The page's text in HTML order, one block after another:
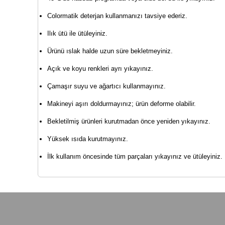
Colormatik deterjan kullanmanızı tavsiye ederiz.
Ilık ütü ile ütüleyiniz.
Ürünü ıslak halde uzun süre bekletmeyiniz.
Açık ve koyu renkleri ayrı yıkayınız.
Çamaşır suyu ve ağartıcı kullanmayınız.
Makineyi aşırı doldurmayınız; ürün deforme olabilir.
Bekletilmiş ürünleri kurutmadan önce yeniden yıkayınız.
Yüksek ısıda kurutmayınız.
İlk kullanım öncesinde tüm parçaları yıkayınız ve ütüleyiniz.